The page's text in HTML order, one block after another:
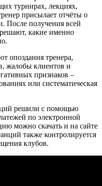
турнирах, лекциях,
присылает отчёты о
После получения всей
какие именно
опоздания тренера,
жалобы клиентов и
признаков –
или систематическая
решили с помощью
по электронной
можно скачать и на сайте
также контролируется
клубов.